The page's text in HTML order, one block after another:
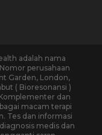
adalah nama
perusahaan
Garden, London,
( Bioresonansi )
dan
macam terapi
Tes dan informasi
medis dan